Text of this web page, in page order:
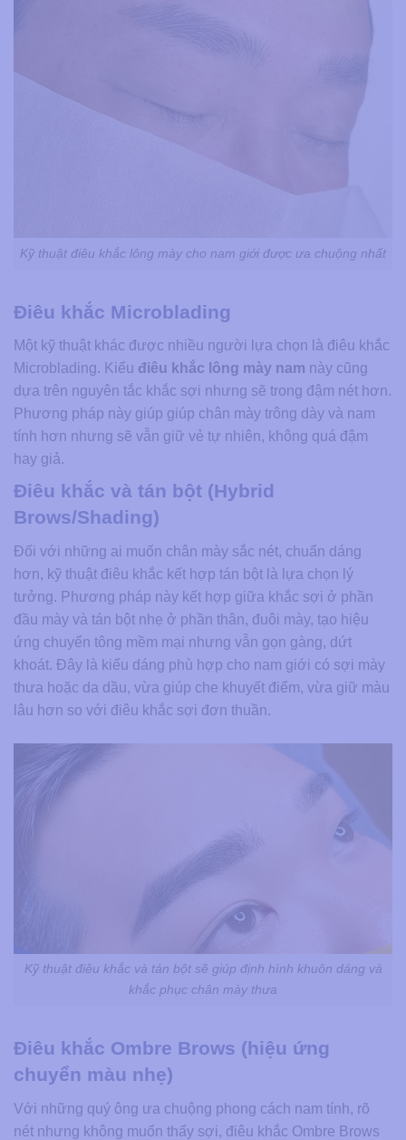
Kỹ thuật điêu khắc lông mày cho nam giới được ưa chuộng nhất
Điêu khắc Microblading
Một kỹ thuật khác được nhiều người lựa chọn là điêu khắc
Microblading. Kiểu điêu khắc lông mày nam này cũng
dựa trên nguyên tắc khắc sợi nhưng sẽ trong đậm nét hơn.
Phương pháp này giúp giúp chân mày trông dày và nam
tính hơn nhưng sẽ vẫn giữ vẻ tự nhiên, không quá đậm
hay giả.
Điêu khắc và tán bột (Hybrid
Brows/Shading)
Đối với những ai muốn chân mày sắc nét, chuẩn dáng
hơn, kỹ thuật điêu khắc kết hợp tán bột là lựa chọn lý
tưởng. Phương pháp này kết hợp giữa khắc sợi ở phần
đầu mày và tán bột nhẹ ở phần thân, đuôi mày, tạo hiệu
ứng chuyển tông mềm mại nhưng vẫn gọn gàng, dứt
khoát. Đây là kiểu dáng phù hợp cho nam giới có sợi mày
thưa hoặc da dầu, vừa giúp che khuyết điểm, vừa giữ màu
lâu hơn so với điêu khắc sợi đơn thuần.
Kỹ thuật điêu khắc và tán bột sẽ giúp định hình khuôn dáng và
khắc phục chân mày thưa
Điêu khắc Ombre Brows (hiệu ứng
chuyển màu nhẹ)
Với những quý ông ưa chuộng phong cách nam tính, rõ
nét nhưng không muốn thấy sợi, điêu khắc Ombre Brows